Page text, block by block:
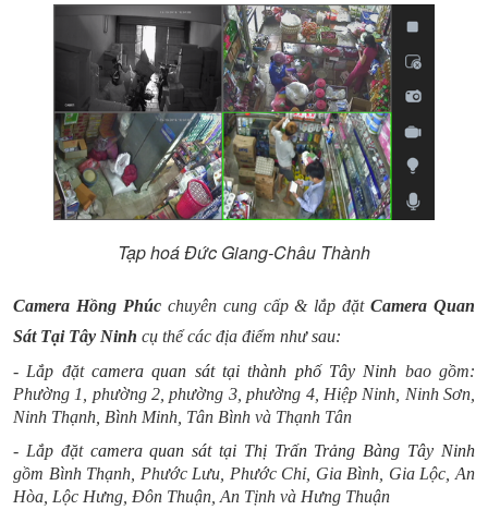
Tạp hoá Đức Giang-Châu Thành
Camera Hồng Phúcchuyên cung cấp & lắp đặtCamera Quan
Sát Tại Tây Ninh cụ thể các địa điểm như sau:
- Lắp đặt camera quan sát tại thành phố Tây Ninh bao gồm:
Phường 1, phường 2, phường 3, phường 4, Hiệp Ninh, Ninh Sơn,
Ninh Thạnh, Bình Minh, Tân Bình và Thạnh Tân
- Lắp đặt camera quan sát tại Thị Trấn Trảng Bàng Tây Ninh
gồm Bình Thạnh, Phước Lưu, Phước Chỉ, Gia Bình, Gia Lộc, An
Hòa, Lộc Hưng, Đôn Thuận, An Tịnh và Hưng Thuận